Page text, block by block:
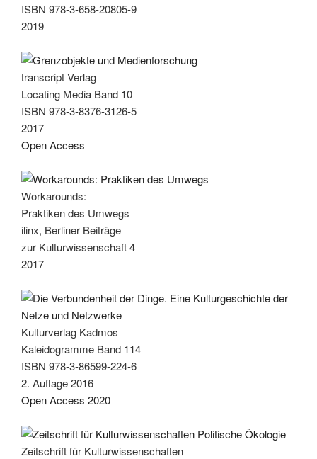
ISBN 978-3-658-20805-9
2019
transcript Verlag
Locating Media Band 10
ISBN 978-3-8376-3126-5
2017
Open Access
Workarounds:
Praktiken des Umwegs
ilinx, Berliner Beiträge
zur Kulturwissenschaft 4
2017
Kulturverlag Kadmos
Kaleidogramme Band 114
ISBN 978-3-86599-224-6
2. Auflage 2016
Open Access 2020
Zeitschrift für Kulturwissenschaften